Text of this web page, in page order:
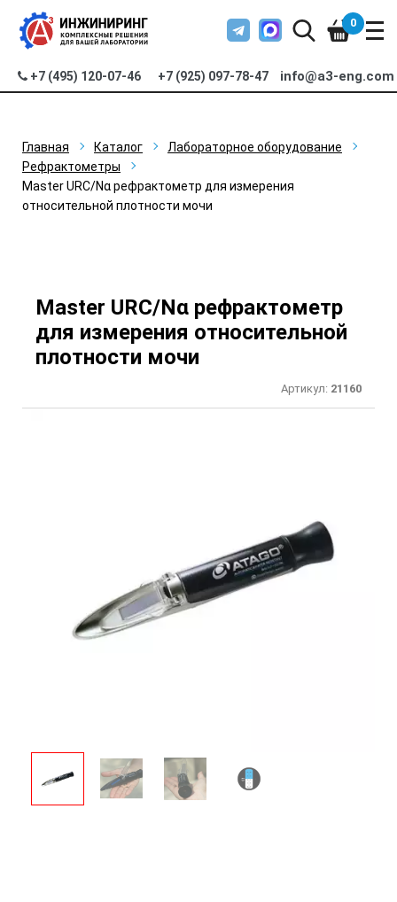
+7 (495) 120-07-46 +7 (925) 097-78-47 info@a3-eng.com
0
Главная Каталог
Лабораторное оборудование
Рефрактометры
Master URC/Nα рефрактометр для измерения
относительной плотности мочи
Master URC/Nα рефрактометр
для измерения относительной
плотности мочи
Артикул: 21160